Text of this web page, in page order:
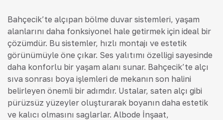
Bahçecik’te alçıpan bölme duvar sistemleri, yaşam
alanlarını daha fonksiyonel hale getirmek için ideal bir
çözümdür. Bu sistemler, hızlı montajı ve estetik
görünümüyle öne çıkar. Ses yalıtımı özelliği sayesinde
daha konforlu bir yaşam alanı sunar. Bahçecik’te alçı
sıva sonrası boya işlemleri de mekanın son halini
belirleyen önemli bir adımdır. Ustalar, saten alçı gibi
pürüzsüz yüzeyler oluşturarak boyanın daha estetik
ve kalıcı olmasını sağlarlar. Albode İnşaat,